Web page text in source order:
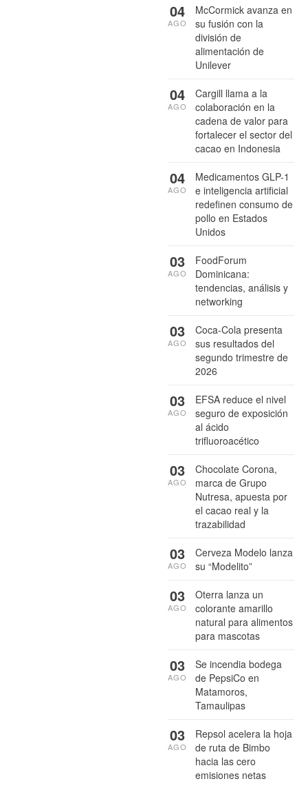
McCormick avanza en
su fusión con la
división de
alimentación de
Unilever
04
AGO
Cargill llama a la
colaboración en la
cadena de valor para
fortalecer el sector del
cacao en Indonesia
04
AGO
Medicamentos GLP-1
e inteligencia artificial
redefinen consumo de
pollo en Estados
Unidos
04
AGO
FoodForum
Dominicana:
tendencias, análisis y
networking
03
AGO
Coca-Cola presenta
sus resultados del
segundo trimestre de
2026
03
AGO
EFSA reduce el nivel
seguro de exposición
al ácido
trifluoroacético
03
AGO
Chocolate Corona,
marca de Grupo
Nutresa, apuesta por
el cacao real y la
trazabilidad
03
AGO
Cerveza Modelo lanza
su “Modelito”
03
AGO
Oterra lanza un
colorante amarillo
natural para alimentos
para mascotas
03
AGO
Se incendia bodega
de PepsiCo en
Matamoros,
Tamaulipas
03
AGO
Repsol acelera la hoja
de ruta de Bimbo
hacia las cero
emisiones netas
03
AGO